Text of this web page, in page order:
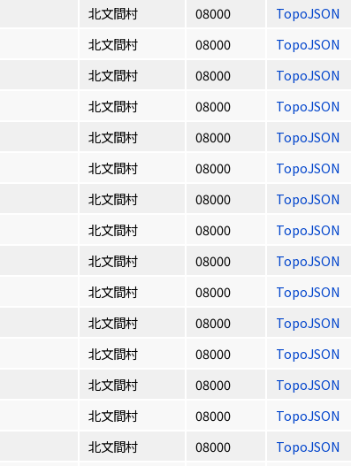
北文間村 08000 TopoJSON
北文間村 08000 TopoJSON
北文間村 08000 TopoJSON
北文間村 08000 TopoJSON
北文間村 08000 TopoJSON
北文間村 08000 TopoJSON
北文間村 08000 TopoJSON
北文間村 08000 TopoJSON
北文間村 08000 TopoJSON
北文間村 08000 TopoJSON
北文間村 08000 TopoJSON
北文間村 08000 TopoJSON
北文間村 08000 TopoJSON
北文間村 08000 TopoJSON
北文間村 08000 TopoJSON